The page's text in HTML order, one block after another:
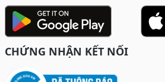
CHỨNG NHẬN KẾT NỐI